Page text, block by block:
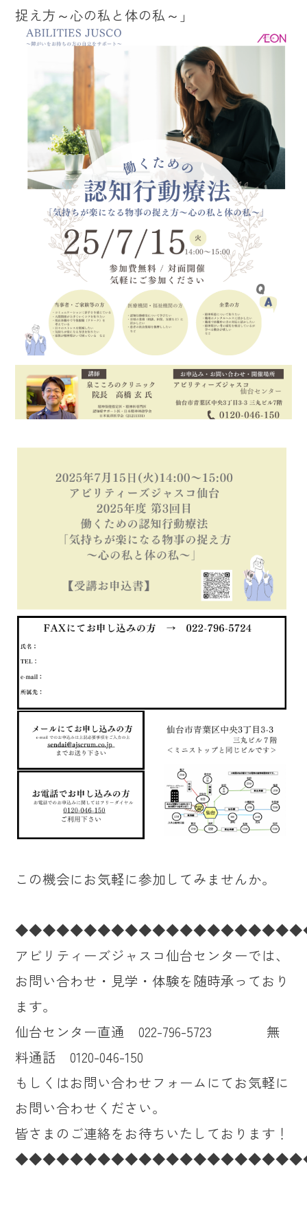
捉え方～心の私と体の私～」
この機会にお気軽に参加してみませんか。
アビリティーズジャスコ仙台センターでは、
お問い合わせ・見学・体験を随時承っており
ます。
仙台センター直通 022-796-5723 無
料通話 0120-046-150
もしくはお問い合わせフォームにてお気軽に
お問い合わせください。
皆さまのご連絡をお待ちいたしております！